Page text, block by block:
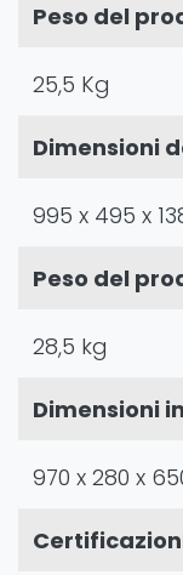
Peso del
25,5 Kg
Dimensioni
995 x 495 x
Peso del
28,5 kg
Dimensioni
970 x 280 x